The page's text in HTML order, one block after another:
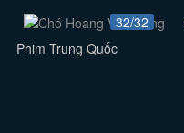
32/32
Phim Trung Quốc